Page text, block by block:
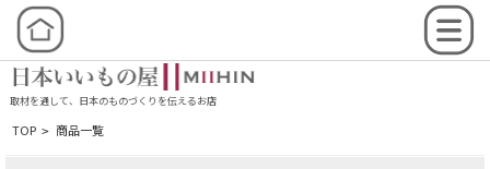
取材を通して、日本のものづくりを伝えるお店
TOP > 商品一覧